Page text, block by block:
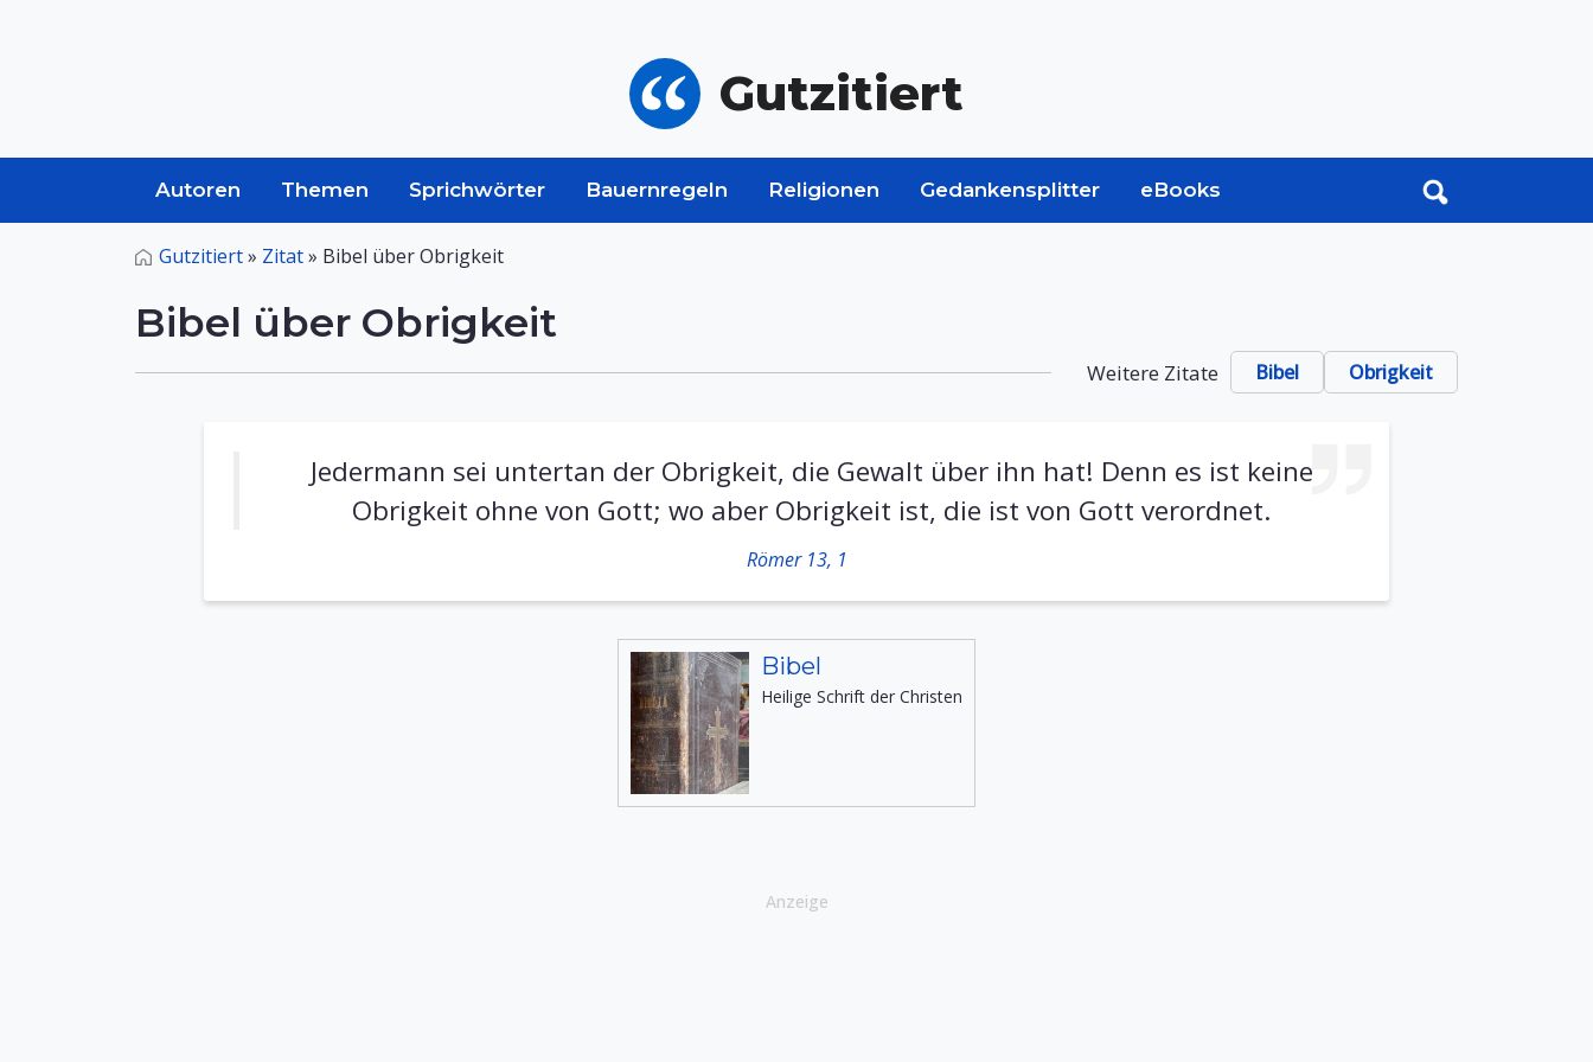
Gutzitiert
Autoren Themen Sprichwörter Bauernregeln Religionen Gedankensplitter eBooks
Gutzitiert» Zitat» Bibel über Obrigkeit
Bibel über Obrigkeit
Weitere Zitate Bibel Obrigkeit
Jedermann sei untertan der Obrigkeit, die Gewalt über ihn hat! Denn es ist keine
Obrigkeit ohne von Gott; wo aber Obrigkeit ist, die ist von Gott verordnet.
Römer 13, 1
Bibel
Heilige Schrift der Christen
Anzeige